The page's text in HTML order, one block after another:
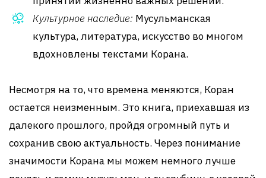
Культурное наследие: Мусульманская
культура, литература, искусство во многом
вдохновлены текстами Корана.
Несмотря на то, что времена меняются, Коран
остается неизменным. Это книга, приехавшая из
далекого прошлого, пройдя огромный путь и
сохранив свою актуальность. Через понимание
значимости Корана мы можем немного лучше